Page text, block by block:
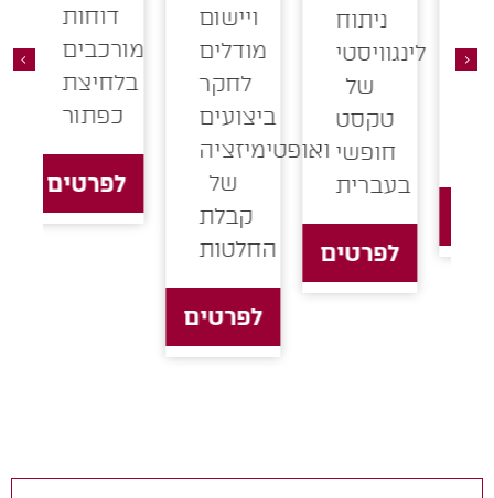
ניתוח
לינגוויסטי
של
טקסט
חופשי
בעברית
לפרטים
ויישום
מודלים
לחקר
ביצועים
ואופטימיזציה
של
קבלת
החלטות
לפרטים
דוחות
מורכבים
בלחיצת
כפתור
לפרטים